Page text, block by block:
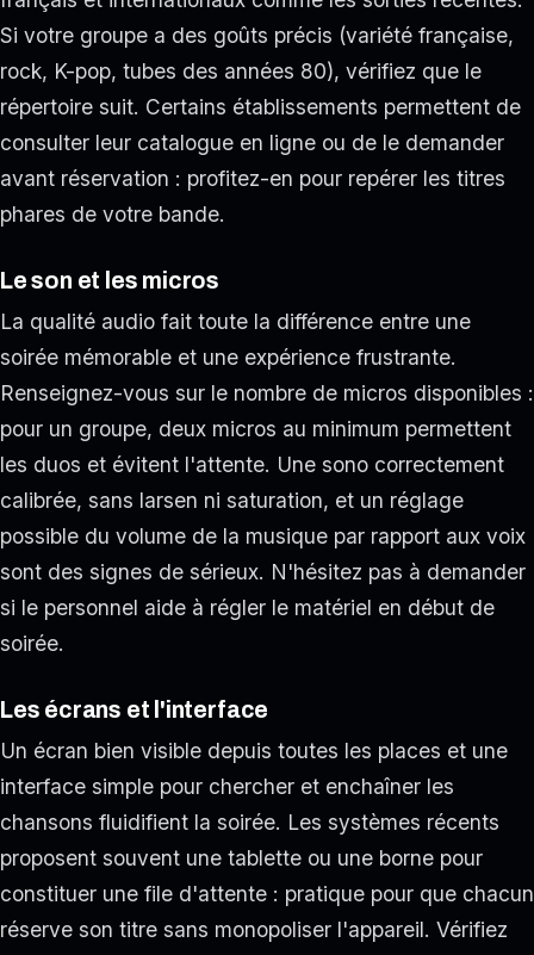
Si votre groupe a des goûts précis (variété française,
rock, K-pop, tubes des années 80), vérifiez que le
répertoire suit. Certains établissements permettent de
consulter leur catalogue en ligne ou de le demander
avant réservation : profitez-en pour repérer les titres
phares de votre bande.
Le son et les micros
La qualité audio fait toute la différence entre une
soirée mémorable et une expérience frustrante.
Renseignez-vous sur le nombre de micros disponibles :
pour un groupe, deux micros au minimum permettent
les duos et évitent l'attente. Une sono correctement
calibrée, sans larsen ni saturation, et un réglage
possible du volume de la musique par rapport aux voix
sont des signes de sérieux. N'hésitez pas à demander
si le personnel aide à régler le matériel en début de
soirée.
Les écrans et l'interface
Un écran bien visible depuis toutes les places et une
interface simple pour chercher et enchaîner les
chansons fluidifient la soirée. Les systèmes récents
proposent souvent une tablette ou une borne pour
constituer une file d'attente : pratique pour que chacun
réserve son titre sans monopoliser l'appareil. Vérifiez